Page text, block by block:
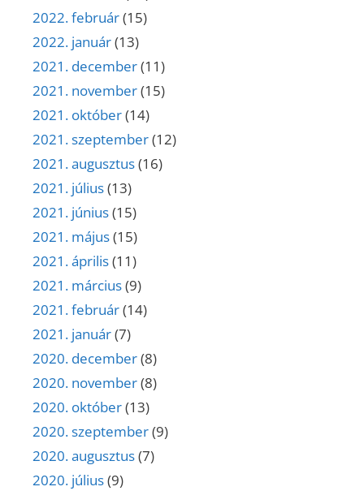
2022. február(15)
2022. január(13)
2021. december(11)
2021. november(15)
2021. október(14)
2021. szeptember(12)
2021. augusztus(16)
2021. július(13)
2021. június(15)
2021. május(15)
2021. április(11)
2021. március(9)
2021. február(14)
2021. január(7)
2020. december(8)
2020. november(8)
2020. október(13)
2020. szeptember(9)
2020. augusztus(7)
2020. július(9)